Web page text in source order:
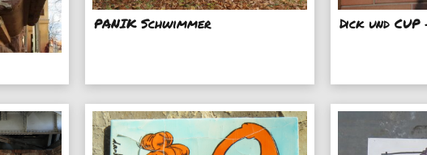
PANIK Schwimmer Dick und